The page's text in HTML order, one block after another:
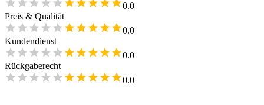
0.0
Preis & Qualität
0.0
Kundendienst
0.0
Rückgaberecht
0.0